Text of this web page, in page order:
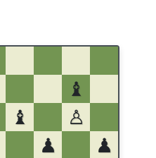
♝
♝
♙
♟
♟